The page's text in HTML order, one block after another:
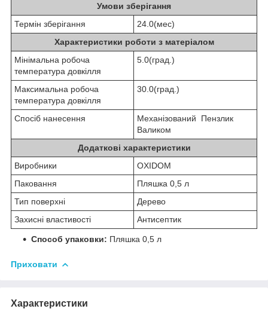
Умови зберігання
Термін зберігання
24.0(мес)
Характеристики роботи з матеріалом
Мінімальна робоча
температура довкілля
5.0(град.)
Максимальна робоча
температура довкілля
30.0(град.)
Спосіб нанесення
Механізований Пензлик
Валиком
Додаткові характеристики
Виробники
OXIDOM
Паковання
Пляшка 0,5 л
Тип поверхні
Дерево
Захисні властивості
Антисептик
Способ упаковки: Пляшка 0,5 л
Приховати
Характеристики